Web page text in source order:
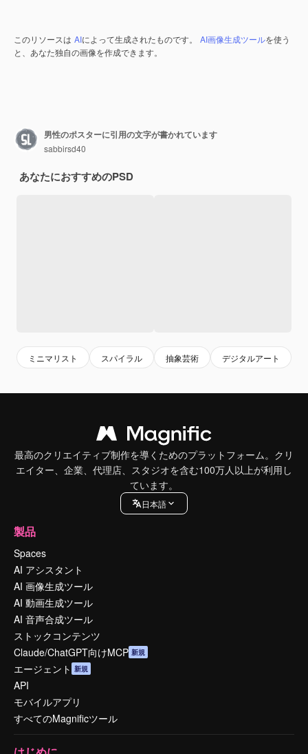
このリソースは AIによって生成されたものです。 AI画像生成ツールを使う
と、あなた独自の画像を作成できます。
男性のポスターに引用の文字が書かれています
sabbirsd40
あなたにおすすめのPSD
ミニマリスト スパイラル 抽象芸術 デジタルアート
最高のクリエイティブ制作を導くためのプラットフォーム。クリ
エイター、企業、代理店、スタジオを含む100万人以上が利用し
ています。
日本語
製品
Spaces
AI アシスタント
AI 画像生成ツール
AI 動画生成ツール
AI 音声合成ツール
ストックコンテンツ
Claude/ChatGPT向けMCP 新規
エージェント 新規
API
モバイルアプリ
すべてのMagnificツール